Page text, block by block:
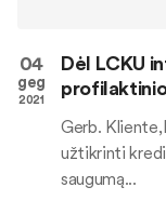
04
geg
2021
Dėl LCKU
Gerb.
užtikrinti
saugumą...